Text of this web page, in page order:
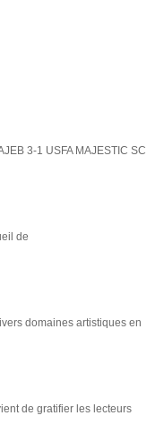
3-1 USFA MAJESTIC SC
de
domaines artistiques en
de gratifier les lecteurs